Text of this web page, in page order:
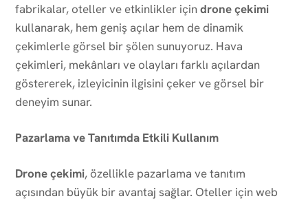
fabrikalar, oteller ve etkinlikler içindrone çekimi
kullanarak, hem geniş açılar hem de dinamik
çekimlerle görsel bir şölen sunuyoruz. Hava
çekimleri, mekânları ve olayları farklı açılardan
göstererek, izleyicinin ilgisini çeker ve görsel bir
deneyim sunar.
Pazarlama ve Tanıtımda Etkili Kullanım
Drone çekimi, özellikle pazarlama ve tanıtım
açısından büyük bir avantaj sağlar. Oteller için web